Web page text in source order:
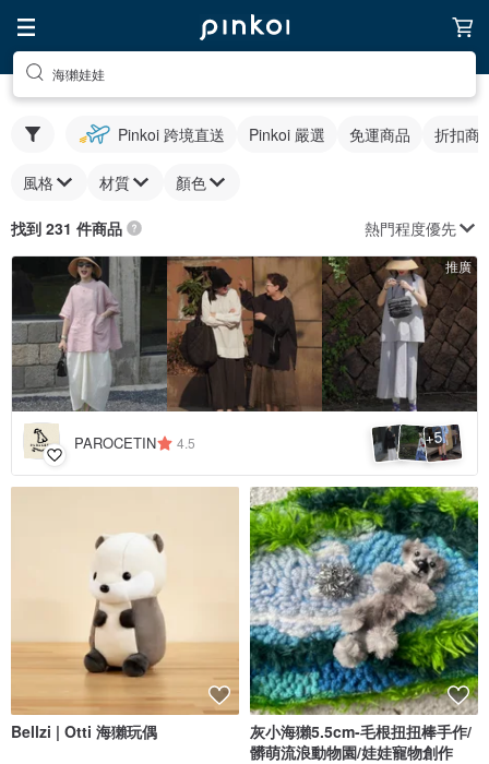
海獺娃娃
Pinkoi 跨境直送 Pinkoi 嚴選 免運商品 折扣商
風格 材質 顏色
找到 231 件商品 熱門程度優先
推廣
PAROCETIN 4.5 +5
Bellzi | Otti 海獺玩偶
灰小海獺5.5cm-毛根扭扭棒手作/
髒萌流浪動物園/娃娃寵物創作